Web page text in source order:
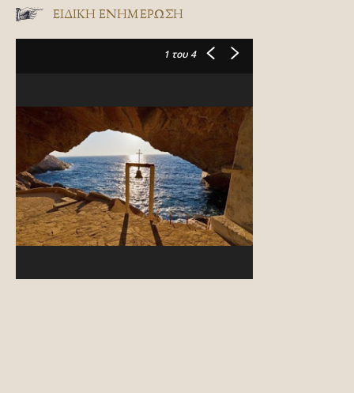
ΕΙΔΙΚΉ ΕΝΗΜΈΡΩΣΗ
1 του 4